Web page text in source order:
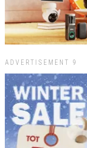
ADVERTISEMENT 9